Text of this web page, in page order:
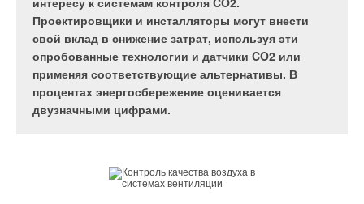
Проектировщики и инсталляторы могут внести
свой вклад в снижение затрат, используя эти
опробованные технологии и датчики CO2 или
применяя соответствующие альтернативы. В
процентах энергосбережение оценивается
двузначными цифрами.
больше на единицу промышленной продукции и в
семь-восемь раз больше на один квадратный метр
жилой площади.
энергосбережения
В конце февраля этого года на совещании в столичном
частности, отмечалось, что обращения по поводу плохого
отопления в домах практически отсутствуют. Зато многие